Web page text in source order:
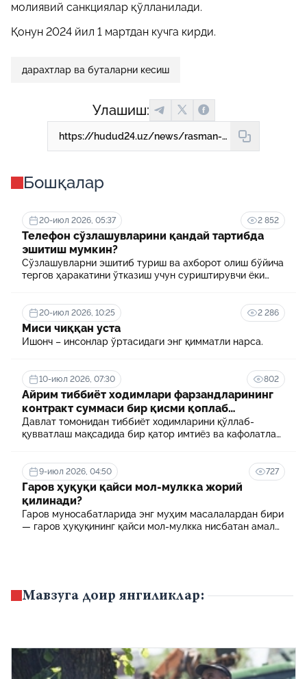
молиявий санкциялар қўлланилади.
Қонун 2024 йил 1 мартдан кучга кирди.
дарахтлар ва буталарни кесиш
Улашиш:
https://hudud24.uz/news/rasman-daraxt-kesgan-yuridik-shaxslarga-moliyaviy-sanksiyalar-qollaniladi
Бошқалар
20-июл 2026, 05:37 2 852
Телефон сўзлашувларини қандай тартибда
эшитиш мумкин?
Сўзлашувларни эшитиб туриш ва ахборот олиш бўйича
тергов ҳаракатини ўтказиш учун суриштирувчи ёки
20-июл 2026, 10:25 2 286
Миси чиққан уста
Ишонч – инсонлар ўртасидаги энг қимматли нарса.
10-июл 2026, 07:30 802
Айрим тиббиёт ходимлари фарзандларининг
контракт суммаси бир қисми қоплаб
берилади
Давлат томонидан тиббиёт ходимларини қўллаб-
қувватлаш мақсадида бир қатор имтиёз ва кафолатлар
муассасасида ўқиш учун тўланадиган контракт
маблағининг бир қисмини қоплаб бериш тартибидир
9-июл 2026, 04:50 727
Гаров ҳуқуқи қайси мол-мулкка жорий
қилинади?
Гаров муносабатларида энг муҳим масалалардан бири
— гаров ҳуқуқининг қайси мол-мулкка нисбатан амал
Мавзуга доир янгиликлар: